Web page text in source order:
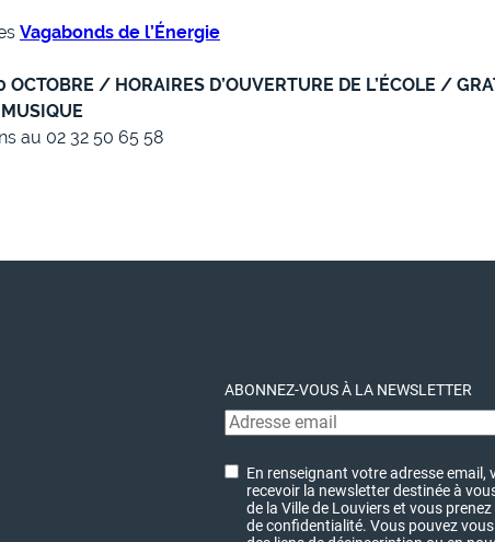
Vagabonds de l’Énergie
OCTOBRE / HORAIRES D’OUVERTURE DE L’ÉCOLE /
au 02 32 50 65 58
ABONNEZ-VOUS À LA NEWSLETTER
En renseignant votre adresse
recevoir la newsletter destinée à
de la Ville de Louviers et vous
de confidentialité. Vous pouvez